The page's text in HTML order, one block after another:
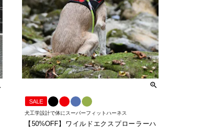
SALE
犬工学設計で体にスーパーフィットハーネス
【50%OFF】ワイルドエクスプローラーハ